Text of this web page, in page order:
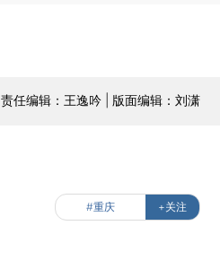
责任编辑：王逸吟 | 版面编辑：刘潇
#重庆 +关注